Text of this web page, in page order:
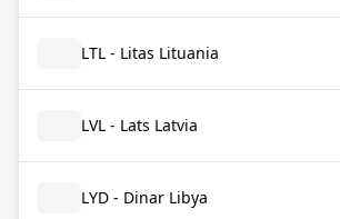
LTL - Litas Lituania
LVL - Lats Latvia
LYD - Dinar Libya